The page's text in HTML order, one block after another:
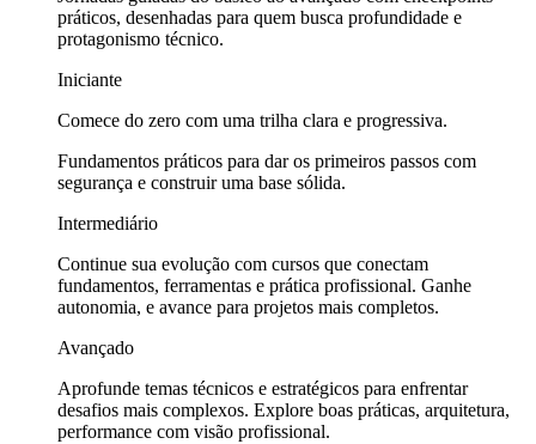
práticos, desenhadas para quem busca profundidade e
protagonismo técnico.
Iniciante
Comece do zero com uma trilha clara e progressiva.
Fundamentos práticos para dar os primeiros passos com
segurança e construir uma base sólida.
Intermediário
Continue sua evolução com cursos que conectam
fundamentos, ferramentas e prática profissional. Ganhe
autonomia, e avance para projetos mais completos.
Avançado
Aprofunde temas técnicos e estratégicos para enfrentar
desafios mais complexos. Explore boas práticas, arquitetura,
performance com visão profissional.